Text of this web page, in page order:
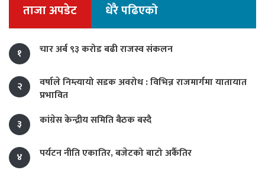
ताजा अपडेट धेरै पढिएको
१ चार अर्ब ९३ करोड बढी राजस्व संकलन
२
वर्षाले निम्त्यायो सडक अवरोध : विभिन्न राजमार्गमा यातायात
प्रभावित
३
कांग्रेस केन्द्रीय समिति बैठक बस्दै
४ पर्यटन नीति एकातिर, बजेटको बाटो अर्कैतिर